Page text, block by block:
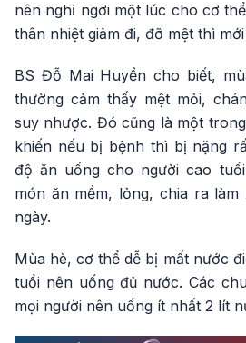
nên nghỉ ngơi một lúc cho cơ
thân nhiệt giảm đi, đỡ mệt thì
BS Đỗ Mai Huyền cho biết,
thường cảm thấy mệt mỏi,
suy nhược. Đó cũng là một
khiến nếu bị bệnh thì bị nặng
độ ăn uống cho người cao
món ăn mềm, lỏng, chia ra
ngày.
Mùa hè, cơ thể dễ bị mất nước
tuổi nên uống đủ nước. Các
mọi người nên uống ít nhất 2 lít